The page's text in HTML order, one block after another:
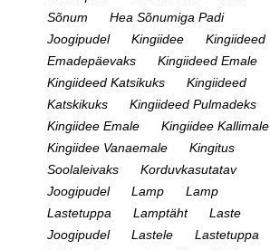
Sõnum
Hea Sõnumiga Padi
Joogipudel
Kingiidee
Kingiideed
Emadepäevaks
Kingiideed Emale
Kingiideed Katsikuks
Kingiideed
Katskikuks
Kingiideed Pulmadeks
Kingiidee Emale
Kingiidee Kallimale
Kingiidee Vanaemale
Kingitus
Soolaleivaks
Korduvkasutatav
Joogipudel
Lamp
Lamp
Lastetuppa
Lamptäht
Laste
Joogipudel
Lastele
Lastetuppa